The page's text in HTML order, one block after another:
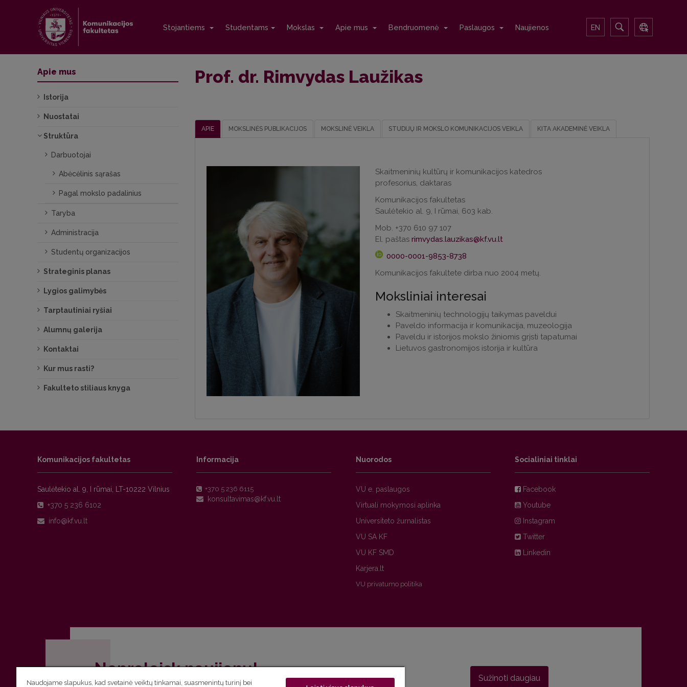
Stojantiems Studentams Mokslas Apie mus Bendruomenė Paslaugos Naujienos EN
Prof. dr. Rimvydas Laužikas
APIE MOKSLINĖS PUBLIKACIJOS MOKSLINĖ VEIKLA STUDIJŲ IR MOKSLO KOMUNIKACIJOS VEIKLA KITA AKADEMINĖ VEIKLA
Skaitmeninių kultūrų ir komunikacijos katedros
profesorius, daktaras
Komunikacijos fakultetas
Saulėtekio al. 9, I rūmai, 603 kab.
Mob. +370 610 97 107
El. paštas
0000-0001-9853-8738
Komunikacijos fakultete dirba nuo 2004 metų.
Moksliniai interesai
Skaitmeninių technologijų taikymas paveldui
Paveldo informacija ir komunikacija, muzeologija
Paveldu ir istorijos mokslo žiniomis grįsti tapatumai
Lietuvos gastronomijos istorija ir kultūra
Apie mus
Istorija
Nuostatai
Struktūra
Darbuotojai
Abėcėlinis sąrašas
Pagal mokslo padalinius
Taryba
Administracija
Studentų organizacijos
Strateginis planas
Lygios galimybės
Tarptautiniai ryšiai
Alumnų galerija
Kontaktai
Kur mus rasti?
Fakulteto stiliaus knyga
Komunikacijos fakultetas
Saulėtekio al. 9, I rūmai, LT-10222 Vilnius
+370 5 236 6102
Informacija
+370 5 236 6115
Nuorodos
VU e. paslaugos
Virtuali mokymosi aplinka
Universiteto žurnalistas
VU SA KF
VU KF SMD
Karjera.lt
VU privatumo politika
Socialiniai tinklai
Facebook
Youtube
Instagram
Twitter
Linkedin
Nepraleisk naujienų!
Sužinoti daugiau
Naudojame slapukus, kad svetainė veiktų tinkamai, suasmenintų turinį bei